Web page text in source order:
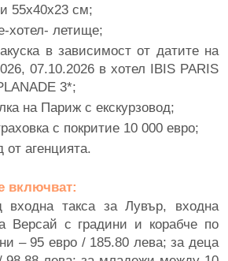
55х40х23 см;
хотел- летище;
в зависимост от датите на
07.10.2026 в хотел IBIS PARIS
3*;
на Париж с екскурзовод;
с покритие 10 000 евро;
от агенцията.
включват:
входна такса за Лувър, входна
Версай с градини и корабче по
– 95 евро / 185.80 лева; за деца